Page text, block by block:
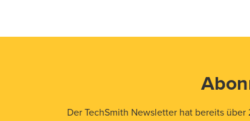
Der TechSmith Newsletter hat bereits